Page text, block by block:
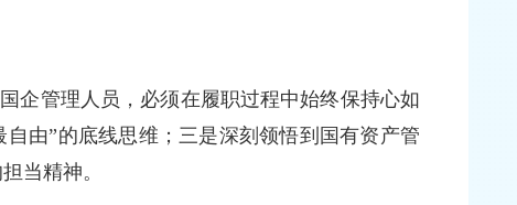
企管理人员，必须在履职过程中始终保持心如
由”的底线思维；三是深刻领悟到国有资产管
当精神。